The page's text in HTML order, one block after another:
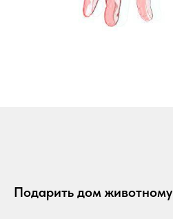
Подарить дом животному